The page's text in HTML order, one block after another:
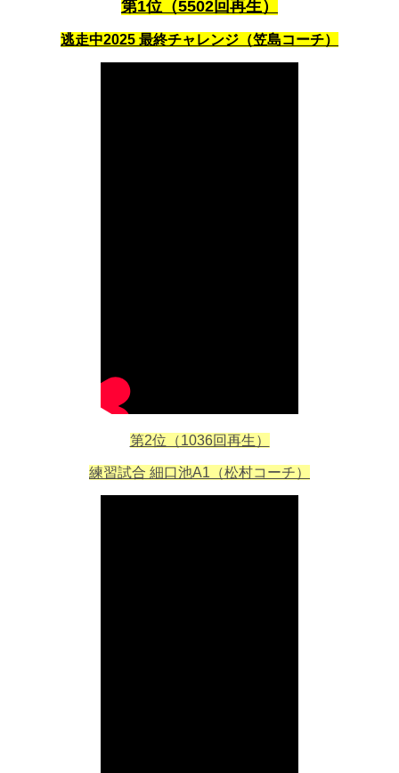
第1位（5502回再生）
逃走中2025 最終チャレンジ（笠島コーチ）
第2位（1036回再生）
練習試合 細口池A1（松村コーチ）